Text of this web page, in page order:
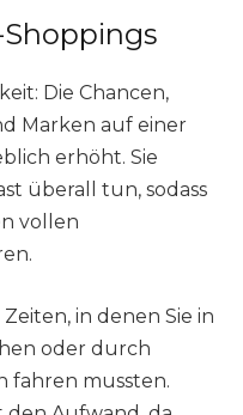
Die Chancen,
Marken auf einer
erhöht. Sie
überall tun, sodass
vollen
in denen Sie in
oder durch
fahren mussten.